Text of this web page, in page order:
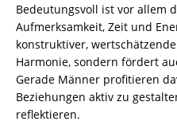
Bedeutungsvoll ist vor allem
Aufmerksamkeit, Zeit und
konstruktiver,
Harmonie, sondern fördert
Gerade Männer profitieren
Beziehungen aktiv zu
reflektieren.